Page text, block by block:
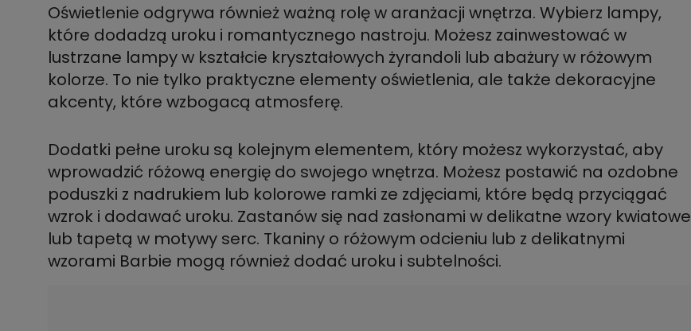
Oświetlenie odgrywa również ważną rolę w aranżacji wnętrza. Wybierz lampy,
które dodadzą uroku i romantycznego nastroju. Możesz zainwestować w
lustrzane lampy w kształcie kryształowych żyrandoli lub abażury w różowym
kolorze. To nie tylko praktyczne elementy oświetlenia, ale także dekoracyjne
akcenty, które wzbogacą atmosferę.
Dodatki pełne uroku są kolejnym elementem, który możesz wykorzystać, aby
wprowadzić różową energię do swojego wnętrza. Możesz postawić na ozdobne
poduszki z nadrukiem lub kolorowe ramki ze zdjęciami, które będą przyciągać
wzrok i dodawać uroku. Zastanów się nad zasłonami w delikatne wzory kwiatowe
lub tapetą w motywy serc. Tkaniny o różowym odcieniu lub z delikatnymi
wzorami Barbie mogą również dodać uroku i subtelności.